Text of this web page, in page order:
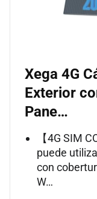
Xega 4G
Exterior
Pane…
【4G SIM
puede
con
W…